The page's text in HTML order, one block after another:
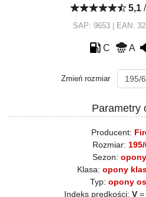
5,1
SAP: 9653 | EAN:
C A
Zmień rozmiar
Parametry
Producent:
Rozmiar:
Sezon:
Klasa: opony
Typ: opony
Indeks prędkości: V =